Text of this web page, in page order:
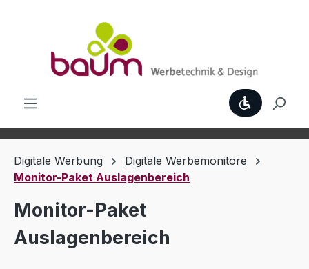
Digitale Werbung
Digitale Werbemonitore
Monitor-Paket Auslagenbereich
Monitor-Paket
Auslagenbereich